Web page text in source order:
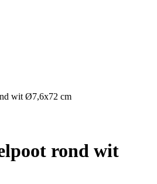
wit Ø7,6x72 cm
rond wit